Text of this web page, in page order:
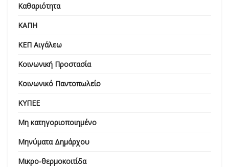
Καθαριότητα
ΚΑΠΗ
ΚΕΠ Αιγάλεω
Κοινωνική Προστασία
Κοινωνικό Παντοπωλείο
ΚΥΠΕΕ
Μη κατηγοριοποιημένο
Μηνύματα Δημάρχου
Μικρο-θερμοκοιτίδα